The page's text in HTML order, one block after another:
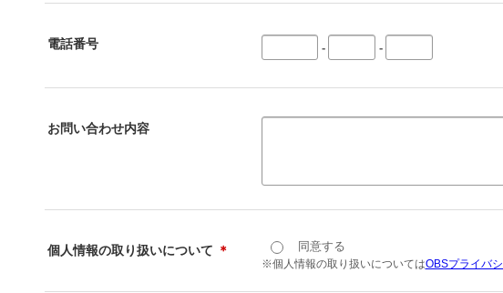
電話番号 - -
お問い合わせ内容
個人情報の取り扱いについて ＊ 同意する
※個人情報の取り扱いについてはOBSプライバ